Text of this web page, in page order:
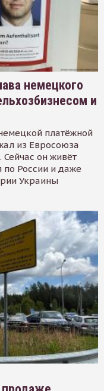
немецкого
и
платёжной
из Евросоюза
Сейчас он живёт
России и даже
Украины